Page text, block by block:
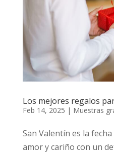
Los mejores regalos
Feb 14, 2025 | Muestras
San Valentín es la
amor y cariño con un